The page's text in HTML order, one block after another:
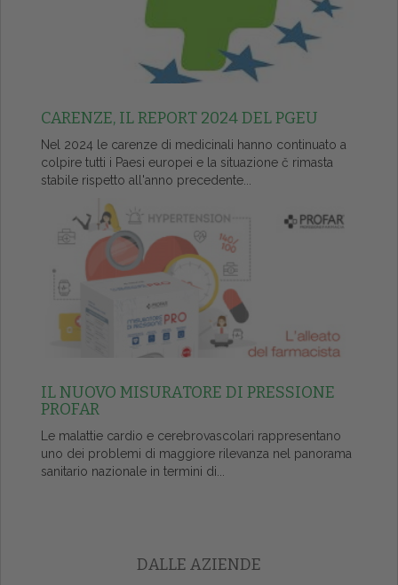
CARENZE, IL REPORT 2024 DEL PGEU
Nel 2024 le carenze di medicinali hanno continuato a
colpire tutti i Paesi europei e la situazione č rimasta
stabile rispetto all'anno precedente...
IL NUOVO MISURATORE DI PRESSIONE
PROFAR
Le malattie cardio e cerebrovascolari rappresentano
uno dei problemi di maggiore rilevanza nel panorama
sanitario nazionale in termini di...
DALLE AZIENDE